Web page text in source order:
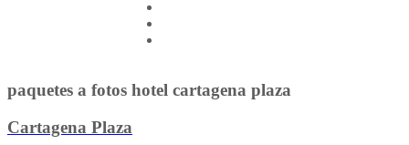
paquetes a fotos hotel cartagena plaza
Cartagena Plaza